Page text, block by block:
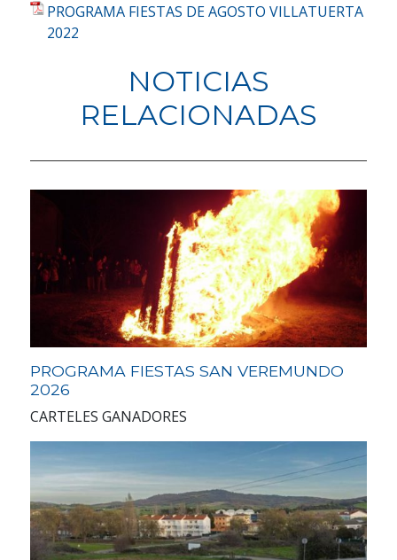
PROGRAMA FIESTAS DE AGOSTO VILLATUERTA
2022
NOTICIAS
RELACIONADAS
PROGRAMA FIESTAS SAN VEREMUNDO
2026
CARTELES GANADORES